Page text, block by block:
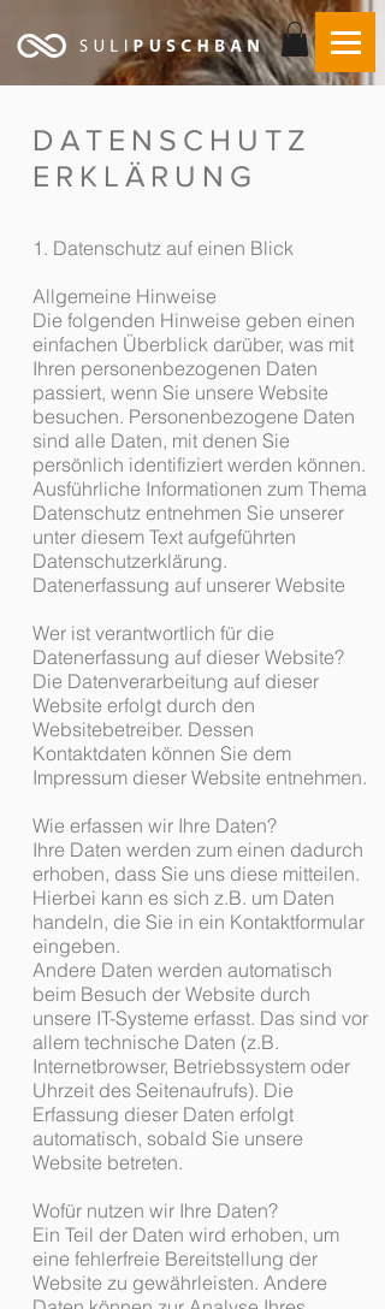
DATENSCHUTZ
ERKLÄRUNG
1. Datenschutz auf einen Blick
Allgemeine Hinweise
Die folgenden Hinweise geben einen
einfachen Überblick darüber, was mit
Ihren personenbezogenen Daten
passiert, wenn Sie unsere Website
besuchen. Personenbezogene Daten
sind alle Daten, mit denen Sie
persönlich identifiziert werden können.
Ausführliche Informationen zum Thema
Datenschutz entnehmen Sie unserer
unter diesem Text aufgeführten
Datenschutzerklärung.
Datenerfassung auf unserer Website
Wer ist verantwortlich für die
Datenerfassung auf dieser Website?
Die Datenverarbeitung auf dieser
Website erfolgt durch den
Websitebetreiber. Dessen
Kontaktdaten können Sie dem
Impressum dieser Website entnehmen.
Wie erfassen wir Ihre Daten?
Ihre Daten werden zum einen dadurch
erhoben, dass Sie uns diese mitteilen.
Hierbei kann es sich z.B. um Daten
handeln, die Sie in ein Kontaktformular
eingeben.
Andere Daten werden automatisch
beim Besuch der Website durch
unsere IT-Systeme erfasst. Das sind vor
allem technische Daten (z.B.
Internetbrowser, Betriebssystem oder
Uhrzeit des Seitenaufrufs). Die
Erfassung dieser Daten erfolgt
automatisch, sobald Sie unsere
Website betreten.
Wofür nutzen wir Ihre Daten?
Ein Teil der Daten wird erhoben, um
eine fehlerfreie Bereitstellung der
Website zu gewährleisten. Andere